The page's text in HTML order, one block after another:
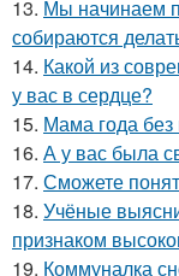
13. Мы начинаем
собираются
14. Какой из
у вас в сердце?
15. Мама года без
16. А у вас была
17. Сможете
18. Учёные
признаком
19. Коммуналка